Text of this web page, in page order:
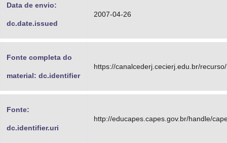
Data de envio:
dc.date.issued
2007-04-26
Fonte completa do
material: dc.identifier
https://canalcederj.cecierj.edu.br/
Fonte:
dc.identifier.uri
http://educapes.capes.gov.br/handle/